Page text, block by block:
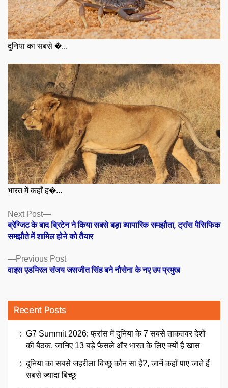
दुनिया का सबसे �...
भारत में कहाँ ह�...
Posts
navigation
Previous PostPrevious
post:
वाइस एडमिरल संजय जसजीत सिंह बने नौसेना के नए उप प्रमुख
Next Post
Next
post:
ब्रेग्जिट के बाद ब्रिटेन ने किया सबसे बड़ा व्यापारिक समझौता, ट्रांस पैसिफिक
समझौते में शामिल होने को तैयार
Recent Posts
G7 Summit 2026: फ्रांस में दुनिया के 7 सबसे ताकतवर देशों
की बैठक, जानिए 13 बड़े फैसले और भारत के लिए क्यों है खास
दुनिया का सबसे जहरीला बिच्छू कौन सा है?, जानें कहाँ पाए जाते हैं
सबसे ज्यादा बिच्छू